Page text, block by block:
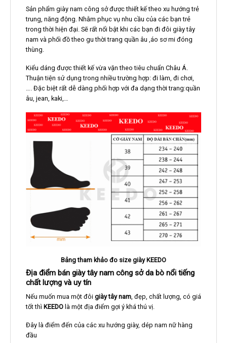
Sản phẩm giày nam công sở được thiết kế theo xu hướng trẻ
trung, năng động. Nhằm phục vụ nhu cầu của các bạn trẻ
trong thời hiện đại. Sẽ rất nổi bật khi các bạn đi đôi giày tây
nam và phối đồ theo gu thời trang quần âu ,áo sơ mi đóng
thùng.
Kiểu dáng được thiết kế vừa vặn theo tiêu chuẩn Châu Á.
Thuận tiện sử dụng trong nhiều trường hợp: đi làm, đi chơi,
…. Đặc biệt rất dễ dàng phối hợp với đa dạng thời trang:quần
âu, jean, kaki,…
Bảng tham khảo đo size giày KEEDO
Địa điểm bán giày tây nam công sở da bò nổi tiếng
chất lượng và uy tín
Nếu muốn mua một đôi giày tây nam, đẹp, chất lượng, có giá
tốt thì KEEDOlà một địa điểm gợi ý khá thú vị.
Đây là điểm đến của các xu hướng giày, dép nam nữ hàng
đầu